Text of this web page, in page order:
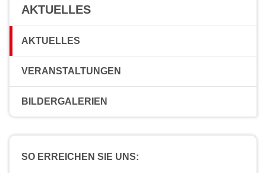
AKTUELLES
AKTUELLES
VERANSTALTUNGEN
BILDERGALERIEN
SO ERREICHEN SIE UNS: